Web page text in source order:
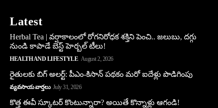
Latest
Herbal Tea | వర్షాకాలంలో రోగనిరోధక శక్తిని పెంచి.. జలుబు, దగ్గు
నుండి కాపాడే బెస్ట్ హెర్బల్ టీలు!
HEALTH AND LIFESTYLE August 2, 2026
రైతులకు బిగ్ అలర్ట్: పీఎం-కిసాన్ పథకం మరో ఐదేళ్లు పొడిగింపు
వ్యవసాయ వార్తలు July 31, 2026
కొత్త ఈవీ స్కూట‌ర్ కొంటున్నారా? అయితే కొన్నాళ్లు ఆగండి!